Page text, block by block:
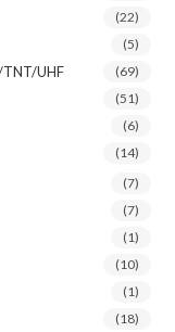
(22)
(5)
UHF (69)
(51)
(6)
(14)
(7)
(7)
(1)
(10)
(1)
(18)